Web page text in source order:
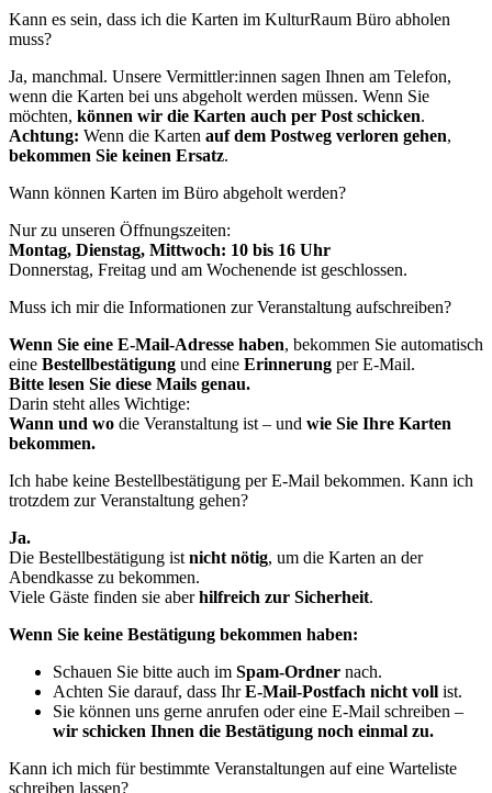
Kann es sein, dass ich die Karten im KulturRaum Büro abholen
muss?
Ja, manchmal. Unsere Vermittler:innen sagen Ihnen am Telefon,
wenn die Karten bei uns abgeholt werden müssen. Wenn Sie
möchten, können wir die Karten auch per Post schicken.
Achtung: Wenn die Karten auf dem Postweg verloren gehen,
bekommen Sie keinen Ersatz.
Wann können Karten im Büro abgeholt werden?
Nur zu unseren Öffnungszeiten:
Montag, Dienstag, Mittwoch: 10 bis 16 Uhr
Donnerstag, Freitag und am Wochenende ist geschlossen.
Muss ich mir die Informationen zur Veranstaltung aufschreiben?
Wenn Sie eine E-Mail-Adresse haben, bekommen Sie automatisch
eine Bestellbestätigung und eine Erinnerung per E-Mail.
Bitte lesen Sie diese Mails genau.
Darin steht alles Wichtige:
Wann und wo die Veranstaltung ist – und wie Sie Ihre Karten
bekommen.
Ich habe keine Bestellbestätigung per E-Mail bekommen. Kann ich
trotzdem zur Veranstaltung gehen?
Ja.
Die Bestellbestätigung ist nicht nötig, um die Karten an der
Abendkasse zu bekommen.
Viele Gäste finden sie aberhilfreich zur Sicherheit.
Wenn Sie keine Bestätigung bekommen haben:
Schauen Sie bitte auch im Spam-Ordner nach.
Achten Sie darauf, dass IhrE-Mail-Postfach nicht voll ist.
Sie können uns gerne anrufen oder eine E-Mail schreiben –
wir schicken Ihnen die Bestätigung noch einmal zu.
Kann ich mich für bestimmte Veranstaltungen auf eine Warteliste
schreiben lassen?